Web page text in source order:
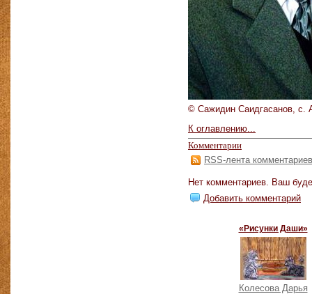
© Сажидин Саидгасанов, с.
К оглавлению...
Комментарии
RSS-лента комментариев
Нет комментариев. Ваш
Добавить комментарий
«Рисунки Даши»
Колесова Дарья